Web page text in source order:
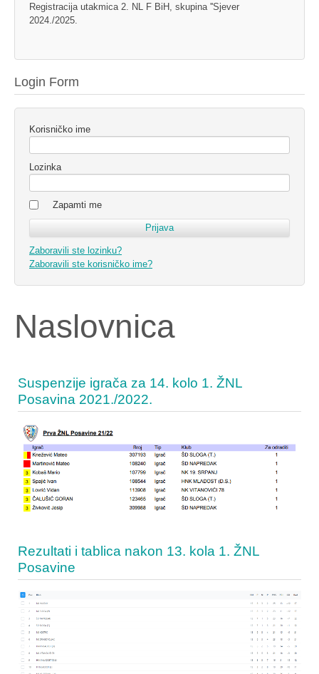
Registracija utakmica 2. NL F BiH, skupina ''Sjever
2024./2025.
Login Form
Korisničko ime
Lozinka
Zapamti me
Zaboravili ste lozinku?
Zaboravili ste korisničko ime?
Naslovnica
Suspenzije igrača za 14. kolo 1. ŽNL
Posavina 2021./2022.
Rezultati i tablica nakon 13. kola 1. ŽNL
Posavine